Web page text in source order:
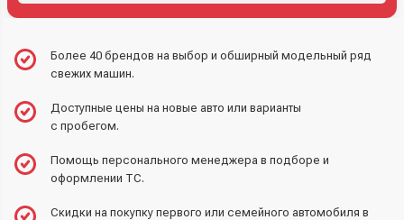
Более 40 брендов на выбор и обширный модельный ряд
свежих машин.
Доступные цены на новые авто или варианты
с пробегом.
Помощь персонального менеджера в подборе и
оформлении ТС.
Скидки на покупку первого или семейного автомобиля в